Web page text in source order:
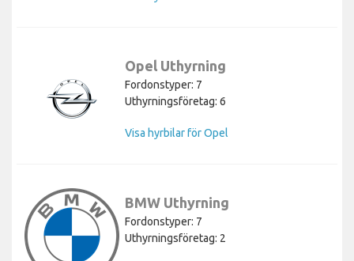
Opel Uthyrning
Fordonstyper: 7
Uthyrningsföretag: 6
Visa hyrbilar för Opel
BMW Uthyrning
Fordonstyper: 7
Uthyrningsföretag: 2